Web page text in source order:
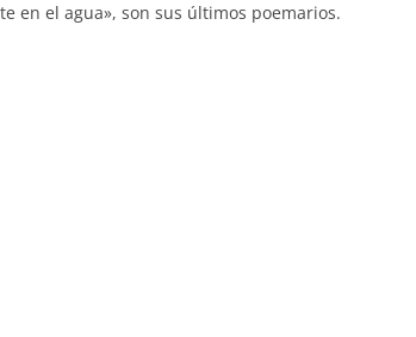
en el agua», son sus últimos poemarios.